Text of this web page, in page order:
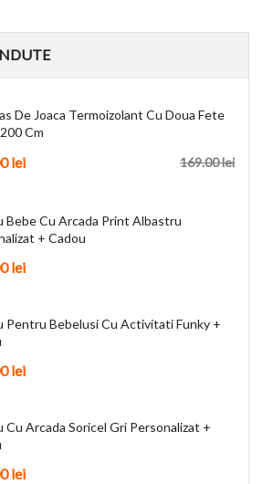
De Joaca Termoizolant Cu Doua Fete
Cm
169.00 lei
lei
Bebe Cu Arcada Print Albastru
+ Cadou
lei
Pentru Bebelusi Cu Activitati Funky +
lei
Cu Arcada Soricel Gri Personalizat +
lei